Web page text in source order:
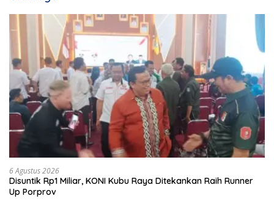
6 Agustus 2026
Disuntik Rp1 Miliar, KONI Kubu Raya Ditekankan Raih Runner
Up Porprov